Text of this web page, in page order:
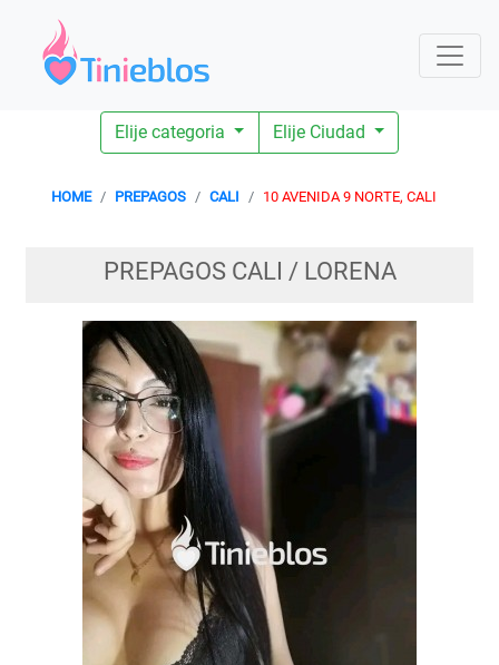
Elije categoria Elije Ciudad
HOME PREPAGOS CALI 10 AVENIDA 9 NORTE, CALI
PREPAGOS CALI / LORENA